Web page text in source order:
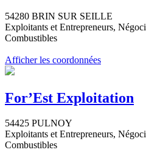
54280 BRIN SUR SEILLE
Exploitants et Entrepreneurs,
Combustibles
Afficher les coordonnées
For’Est Exploitation
54425 PULNOY
Exploitants et Entrepreneurs,
Combustibles